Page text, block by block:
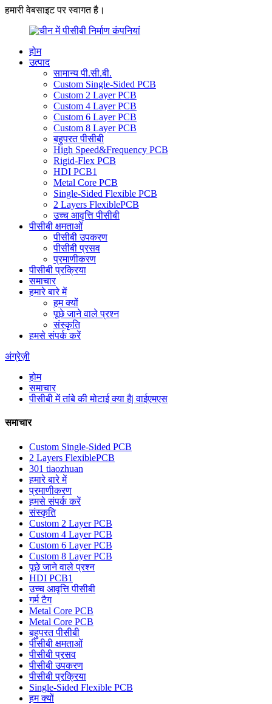
हमारी वेबसाइट पर स्वागत है।
होम
उत्पाद
सामान्य पी.सी.बी.
Custom Single-Sided PCB
Custom 2 Layer PCB
Custom 4 Layer PCB
Custom 6 Layer PCB
Custom 8 Layer PCB
बहुपरत पीसीबी
High Speed&Frequency PCB
Rigid-Flex PCB
HDI PCB1
Metal Core PCB
Single-Sided Flexible PCB
2 Layers FlexiblePCB
उच्च आवृत्ति पीसीबी
पीसीबी क्षमताओं
पीसीबी उपकरण
पीसीबी प्रसव
प्रमाणीकरण
पीसीबी प्रक्रिया
समाचार
हमारे बारे में
हम क्यों
पूछे जाने वाले प्रश्न
संस्कृति
हमसे संपर्क करें
अंग्रेज़ी
होम
समाचार
पीसीबी में तांबे की मोटाई क्या है| वाईएमएस
समाचार
Custom Single-Sided PCB
2 Layers FlexiblePCB
301 tiaozhuan
हमारे बारे में
प्रमाणीकरण
हमसे संपर्क करें
संस्कृति
Custom 2 Layer PCB
Custom 4 Layer PCB
Custom 6 Layer PCB
Custom 8 Layer PCB
पूछे जाने वाले प्रश्न
HDI PCB1
उच्च आवृत्ति पीसीबी
गर्म टैग
Metal Core PCB
Metal Core PCB
बहुपरत पीसीबी
पीसीबी क्षमताओं
पीसीबी प्रसव
पीसीबी उपकरण
पीसीबी प्रक्रिया
Single-Sided Flexible PCB
हम क्यों